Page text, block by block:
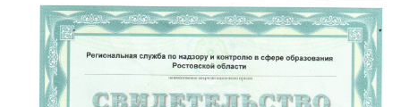
Противодействие коррупции
Реализация соц заказа